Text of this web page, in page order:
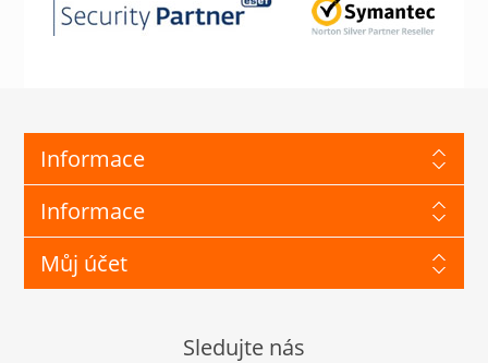
Informace
Informace
Můj účet
Sledujte nás